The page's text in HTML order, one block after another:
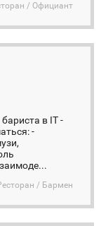
/ Официант
в IT -
-
/ Бармен